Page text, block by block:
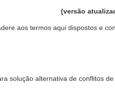
(versão
aos termos aqui dispostos e
solução alternativa de conflitos